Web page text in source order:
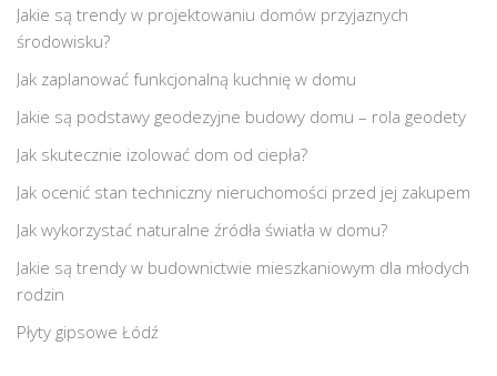
Jakie są trendy w projektowaniu domów przyjaznych
środowisku?
Jak zaplanować funkcjonalną kuchnię w domu
Jakie są podstawy geodezyjne budowy domu – rola geodety
Jak skutecznie izolować dom od ciepła?
Jak ocenić stan techniczny nieruchomości przed jej zakupem
Jak wykorzystać naturalne źródła światła w domu?
Jakie są trendy w budownictwie mieszkaniowym dla młodych
rodzin
Płyty gipsowe Łódź